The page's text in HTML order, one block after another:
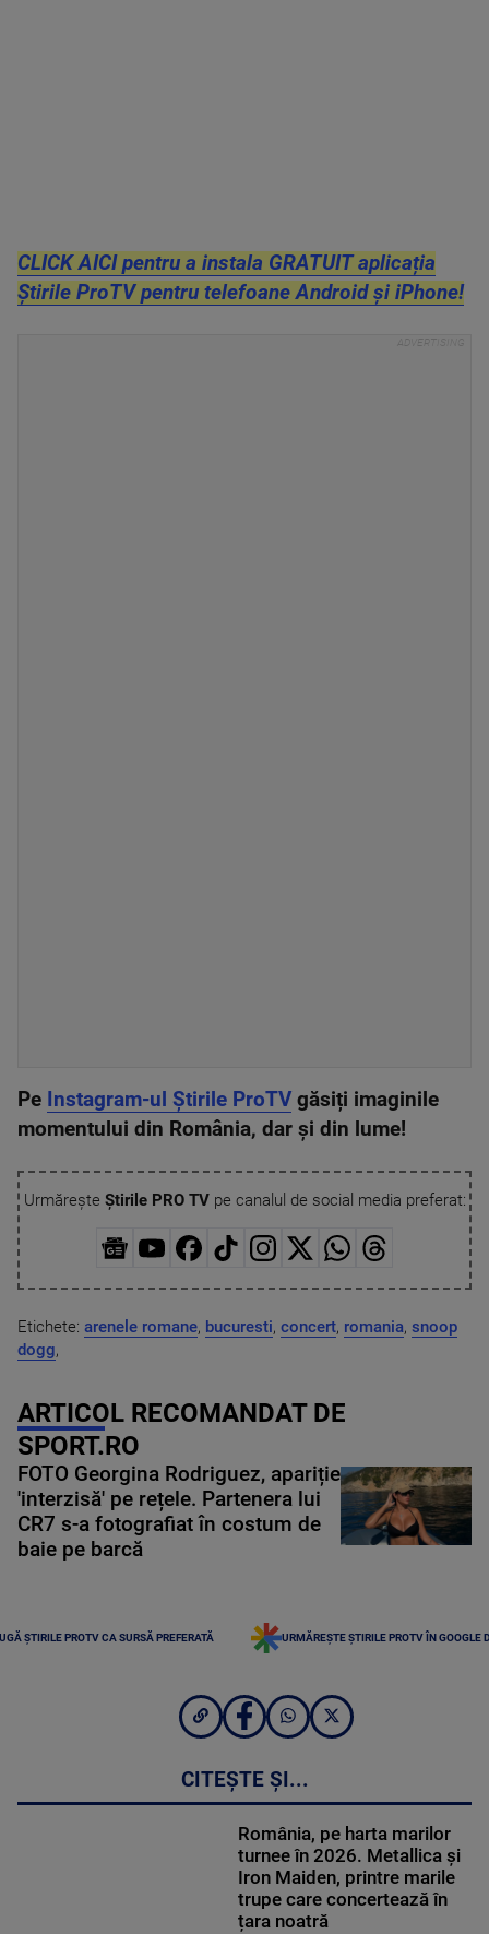
CLICK AICI pentru a instala GRATUIT aplicația
Știrile ProTV pentru telefoane Android și iPhone!
Pe Instagram-ul Știrile ProTV găsiți imaginile
momentului din România, dar și din lume!
Urmărește Știrile PRO TVpe canalul de social media preferat:
Etichete: arenele romane, bucuresti, concert, romania, snoop
dogg,
ARTICOL RECOMANDAT DE
SPORT.RO
FOTO Georgina Rodriguez, apariție
'interzisă' pe rețele. Partenera lui
CR7 s-a fotografiat în costum de
baie pe barcă
ȘTIRILE PROTV CA SURSĂ PREFERATĂ URMĂREȘTE ȘTIRILE PROTV ÎN GOOGLE
CITEȘTE ȘI...
România, pe harta marilor
turnee în 2026. Metallica și
Iron Maiden, printre marile
trupe care concertează în
țara noatră